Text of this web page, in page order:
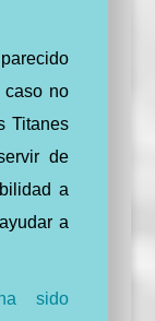
caso no
Titanes
de
a
a
sido